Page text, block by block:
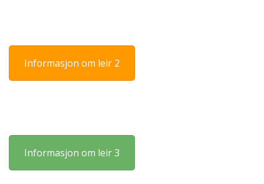
Informasjon om leir 2
Informasjon om leir 3